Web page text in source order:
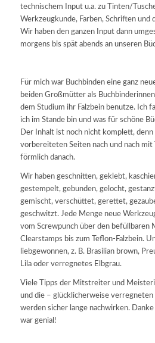
technischem Input u.a. zu Tinten/
Werkzeugkunde, Farben, Schriften und
Wir haben den ganzen Input dann
morgens bis spät abends an unseren
Für mich war Buchbinden eine ganz
beiden Großmütter als
dem Studium ihr Falzbein benutze. Ich
ich im Stande bin und was für schöne
Der Inhalt ist noch nicht komplett, denn
vorbereiteten Seiten nach und nach mit
förmlich danach.
Wir haben geschnitten, geklebt,
gestempelt, gebunden, gelocht,
gemischt, verschüttet, gerettet,
geschwitzt. Jede Menge neue
vom Screwpunch über den befüllbaren
Clearstamps bis zum Teflon-Falzbein.
liebgewonnen, z. B. Brasilian brown,
Lila oder verregnetes Elbgrau.
Viele Tipps der Mitstreiter und
und die – glücklicherweise verregneten
werden sicher lange nachwirken. Danke
war genial!